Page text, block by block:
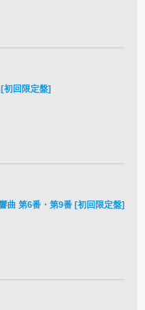
初回限定盤]
曲 第6番・第9番 [初回限定盤]